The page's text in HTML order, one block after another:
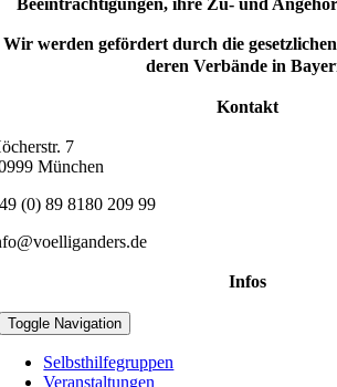
Beeinträchtigungen, ihre Zu- und
Wir werden gefördert durch die
deren Verbände in
Kontakt
7
München
(0) 89 8180 209 99
Infos
Toggle Navigation
Selbsthilfegruppen
Veranstaltungen